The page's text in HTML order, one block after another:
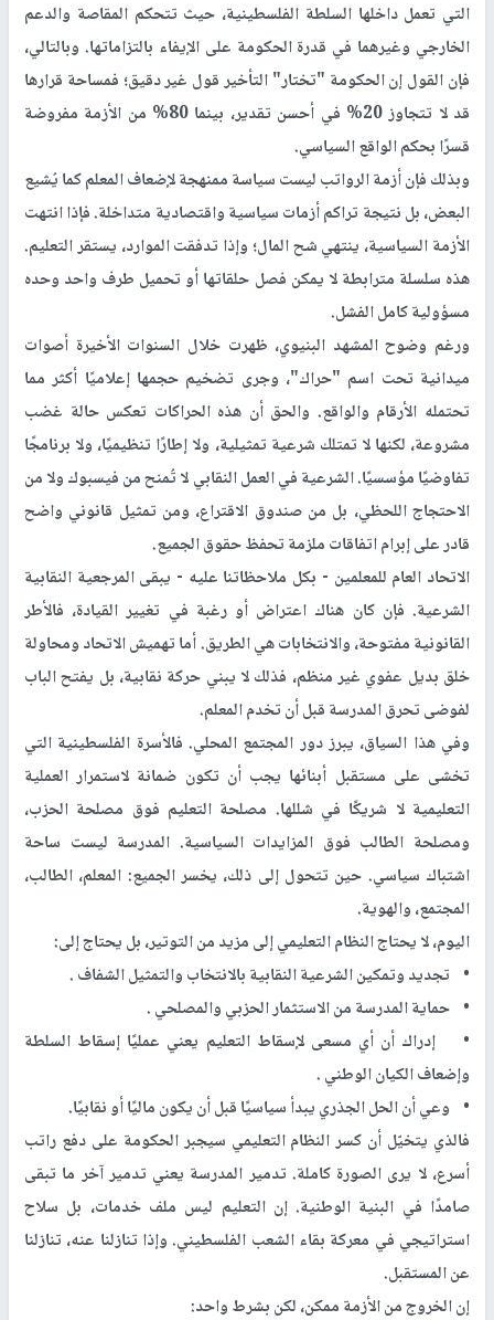
التي تعمل داخلها السلطة الفلسطينية، حيث تتحكم المقاصة والدعم
الخارجي وغيرهما في قدرة الحكومة على الإيفاء بالتزاماتها. وبالتالي،
فإن القول إن الحكومة "تختار" التأخير قول غير دقيق؛ فمساحة قرارها
قد لا تتجاوز 20% في أحسن تقدير، بينما 80% من الأزمة مفروضة
قسرًا بحكم الواقع السياسي.
وبذلك فإن أزمة الرواتب ليست سياسة ممنهجة لإضعاف المعلم كما يُشيع
البعض، بل نتيجة تراكم أزمات سياسية واقتصادية متداخلة. فإذا انتهت
الأزمة السياسية، ينتهي شح المال؛ وإذا تدفقت الموارد، يستقر التعليم.
هذه سلسلة مترابطة لا يمكن فصل حلقاتها أو تحميل طرف واحد وحده
مسؤولية كامل الفشل.
ورغم وضوح المشهد البنيوي، ظهرت خلال السنوات الأخيرة أصوات
ميدانية تحت اسم "حراك"، وجرى تضخيم حجمها إعلاميًا أكثر مما
تحتمله الأرقام والواقع. والحق أن هذه الحراكات تعكس حالة غضب
مشروعة، لكنها لا تمتلك شرعية تمثيلية، ولا إطارًا تنظيميًا، ولا برنامجًا
تفاوضيًا مؤسسيًا. الشرعية في العمل النقابي لا تُمنح من فيسبوك ولا من
الاحتجاج اللحظي، بل من صندوق الاقتراع، ومن تمثيل قانوني واضح
قادر على إبرام اتفاقات ملزمة تحفظ حقوق الجميع.
الاتحاد العام للمعلمين - بكل ملاحظاتنا عليه - يبقى المرجعية النقابية
الشرعية. فإن كان هناك اعتراض أو رغبة في تغيير القيادة، فالأطر
القانونية مفتوحة، والانتخابات هي الطريق. أما تهميش الاتحاد ومحاولة
خلق بديل عفوي غير منظم، فذلك لا يبني حركة نقابية، بل يفتح الباب
لفوضى تحرق المدرسة قبل أن تخدم المعلم.
وفي هذا السياق، يبرز دور المجتمع المحلي. فالأسرة الفلسطينية التي
تخشى على مستقبل أبنائها يجب أن تكون ضمانة لاستمرار العملية
التعليمية لا شريكًا في شللها. مصلحة التعليم فوق مصلحة الحزب،
ومصلحة الطالب فوق المزايدات السياسية. المدرسة ليست ساحة
اشتباك سياسي. حين تتحول إلى ذلك، يخسر الجميع: المعلم، الطالب،
المجتمع، والهوية.
اليوم، لا يحتاج النظام التعليمي إلى مزيد من التوتير، بل يحتاج إلى:
• تجديد وتمكين الشرعية النقابية بالانتخاب والتمثيل الشفاف .
• حماية المدرسة من الاستثمار الحزبي والمصلحي .
• إدراك أن أي مسعى لإسقاط التعليم يعني عمليًا إسقاط السلطة
وإضعاف الكيان الوطني .
• وعي أن الحل الجذري يبدأ سياسيًا قبل أن يكون ماليًا أو نقابيًا.
فالذي يتخيّل أن كسر النظام التعليمي سيجبر الحكومة على دفع راتب
أسرع، لا يرى الصورة كاملة. تدمير المدرسة يعني تدمير آخر ما تبقى
صامدًا في البنية الوطنية. إن التعليم ليس ملف خدمات، بل سلاح
استراتيجي في معركة بقاء الشعب الفلسطيني. وإذا تنازلنا عنه، تنازلنا
عن المستقبل.
إن الخروج من الأزمة ممكن، لكن بشرط واحد: